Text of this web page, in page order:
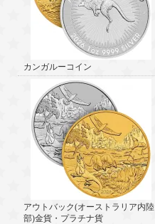
カンガルーコイン
アウトバック(オーストラリア内陸
部)金貨・プラチナ貨